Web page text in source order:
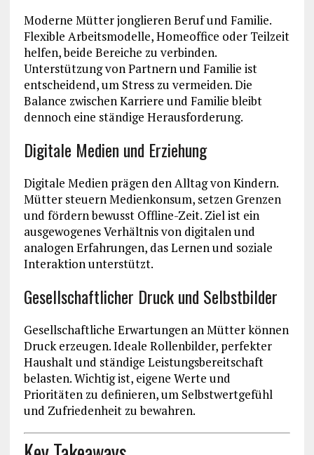
Moderne Mütter jonglieren Beruf und Familie.
Flexible Arbeitsmodelle, Homeoffice oder Teilzeit
helfen, beide Bereiche zu verbinden.
Unterstützung von Partnern und Familie ist
entscheidend, um Stress zu vermeiden. Die
Balance zwischen Karriere und Familie bleibt
dennoch eine ständige Herausforderung.
Digitale Medien und Erziehung
Digitale Medien prägen den Alltag von Kindern.
Mütter steuern Medienkonsum, setzen Grenzen
und fördern bewusst Offline-Zeit. Ziel ist ein
ausgewogenes Verhältnis von digitalen und
analogen Erfahrungen, das Lernen und soziale
Interaktion unterstützt.
Gesellschaftlicher Druck und Selbstbilder
Gesellschaftliche Erwartungen an Mütter können
Druck erzeugen. Ideale Rollenbilder, perfekter
Haushalt und ständige Leistungsbereitschaft
belasten. Wichtig ist, eigene Werte und
Prioritäten zu definieren, um Selbstwertgefühl
und Zufriedenheit zu bewahren.